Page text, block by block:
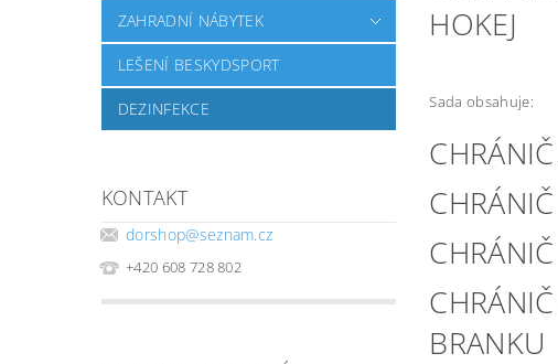
ZAHRADNÍ NÁBYTEK
LEŠENÍ BESKYDSPORT
DEZINFEKCE
KONTAKT
dorshop@seznam.cz
+420 608 728 802
HOKEJ
Sada obsahuje:
BRANKU